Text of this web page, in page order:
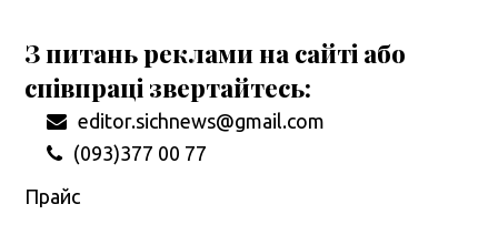
З питань реклами на сайті або
співпраці звертайтесь:
editor.sichnews@gmail.com
(093)377 00 77
Прайс